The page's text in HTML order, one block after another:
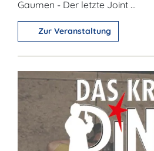
Gaumen - Der letzte Joint ...
Zur Veranstaltung